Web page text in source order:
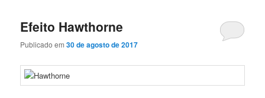
Efeito Hawthorne
Publicado em30 de agosto de 2017